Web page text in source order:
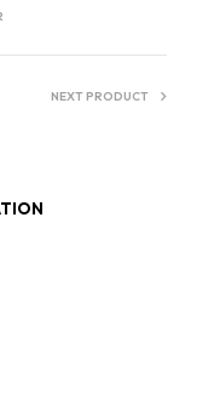
NEXT PRODUCT